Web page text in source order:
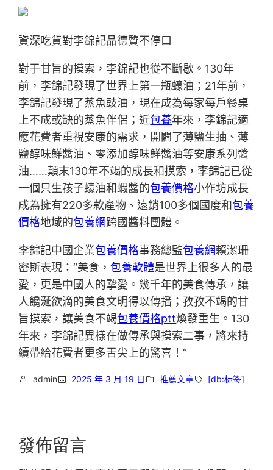
資深吃貨對李錦記品德贊不停口
對于甘旨的摸索，李錦記也從不斷歇。130年
前，李錦記發現了世界上第一瓶蠔油；21年前，
李錦記發現了蒸魚豉油，現在成為每家每戶餐桌
上不成或缺的蒸魚伴侶；近包養年來，李錦記適
應花費者重視安康的需求，開闢了薄鹽生抽、薄
鹽醇味鮮醬油、零添加醇味鮮醬油等安康系列醬
油……顛末130年不竭的成長和摸索，李錦記已從
一個只生孩子蠔油和蝦醬的包養價格小作坊成長
成為擁有220多款產物、遠銷100多個國度和包養
價格地域的包養網跨國醬料團體。
李錦記中國企業包養價格事務總監包養網賴潔珊
密斯表現：“美食，包養軟體是世界上很多人的最
愛，更是中國人的摯愛。幾千年的美食傳承，讓
人饞涎欲滴的美食文明得以傳播；孜孜不竭的甘
旨摸索，讓美食不竭包養價格ptt煥發重生。130
年來，李錦記異樣在做傳承與摸索二事，將來持
續帶給花費者更多舌尖上的驚喜！”
admin 2025 年 3 月 19 日 推薦文章 [db:标签]
發佈留言